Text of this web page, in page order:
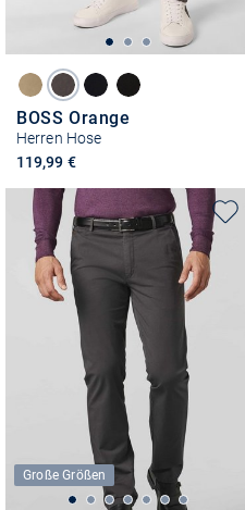
BOSS Orange
Herren Hose
119,99 €
Große Größen